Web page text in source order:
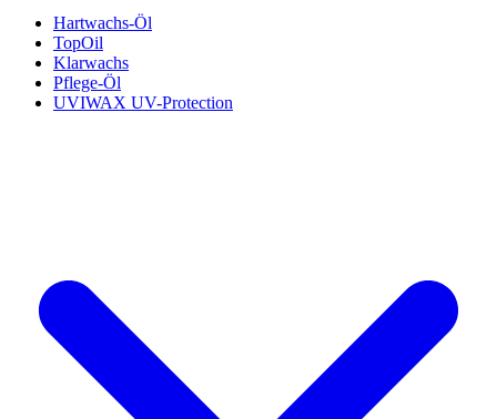
Hartwachs-Öl
TopOil
Klarwachs
Pflege-Öl
UVIWAX UV-Protection